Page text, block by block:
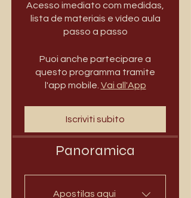
Acesso imediato com medidas,
lista de materiais e vídeo aula
passo a passo
Puoi anche partecipare a
questo programma tramite
l'app mobile. Vai all'App
Iscriviti subito
Panoramica
Apostilas aqui